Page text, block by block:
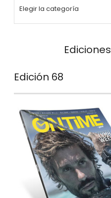
Ediciones
Edición 68